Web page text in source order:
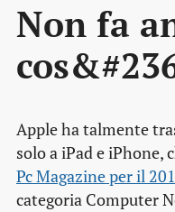
Non fa
Apple ha talmente
solo a iPad e iPhone,
Pc Magazine per il
categoria Computer